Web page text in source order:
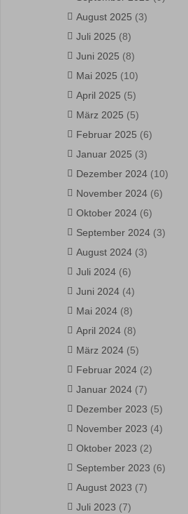
August 2025 (3)
Juli 2025 (8)
Juni 2025 (8)
Mai 2025 (10)
April 2025 (5)
März 2025 (5)
Februar 2025 (6)
Januar 2025 (3)
Dezember 2024 (10)
November 2024 (6)
Oktober 2024 (6)
September 2024 (3)
August 2024 (3)
Juli 2024 (6)
Juni 2024 (4)
Mai 2024 (8)
April 2024 (8)
März 2024 (5)
Februar 2024 (2)
Januar 2024 (7)
Dezember 2023 (5)
November 2023 (4)
Oktober 2023 (2)
September 2023 (6)
August 2023 (7)
Juli 2023 (7)